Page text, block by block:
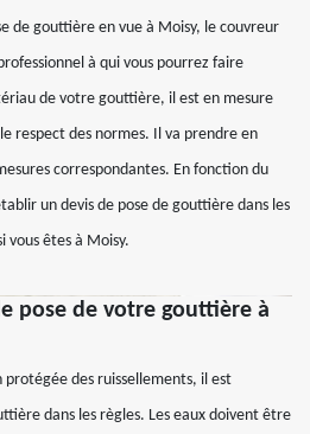
de gouttière en vue à Moisy, le couvreur
à qui vous pourrez faire
de votre gouttière, il est en mesure
respect des normes. Il va prendre en
correspondantes. En fonction du
un devis de pose de gouttière dans les
vous êtes à Moisy.
pose de votre gouttière à
des ruissellements, il est
dans les règles. Les eaux doivent être